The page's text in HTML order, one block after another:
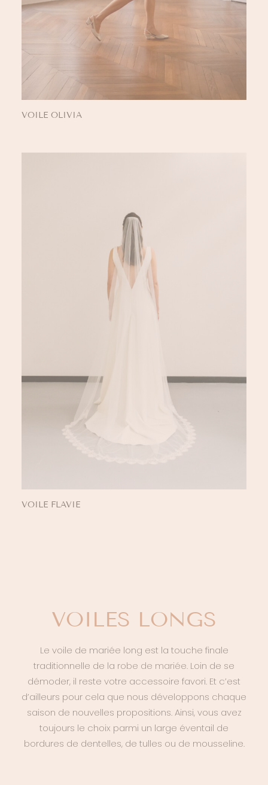
VOILE OLIVIA
VOILE FLAVIE
VOILES LONGS
Le voile de mariée long est la touche finale
traditionnelle de la robe de mariée. Loin de se
démoder, il reste votre accessoire favori. Et c’est
d’ailleurs pour cela que nous développons chaque
saison de nouvelles propositions. Ainsi, vous avez
toujours le choix parmi un large éventail de
bordures de dentelles, de tulles ou de mousseline.